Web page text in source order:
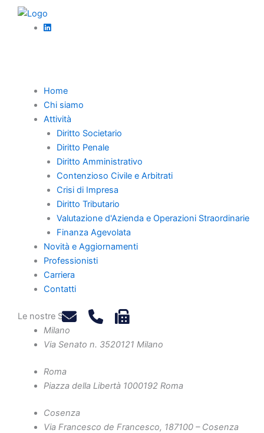
Home
Chi siamo
Attività
Diritto Societario
Diritto Penale
Diritto Amministrativo
Contenzioso Civile e Arbitrati
Crisi di Impresa
Diritto Tributario
Valutazione d'Azienda e Operazioni Straordinarie
Finanza Agevolata
Novità e Aggiornamenti
Professionisti
Carriera
Contatti
Le nostre Sedi
Milano
Via Senato n. 3520121 Milano
Roma
Piazza della Libertà 1000192 Roma
Cosenza
Via Francesco de Francesco, 187100 – Cosenza
Conferimento ditta
individuale in SRL:
rischio o
opportunità?
Pubblicato da
-Gennaio 24, 2025
Straordinarie
A cura di Mario Grandinetti
Trasformare una ditta individuale in